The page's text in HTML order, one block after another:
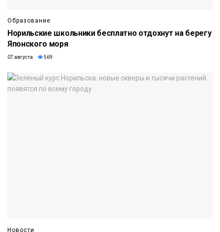
Образование
Норильские школьники бесплатно отдохнут на берегу
Японского моря
07 августа 569
Новости